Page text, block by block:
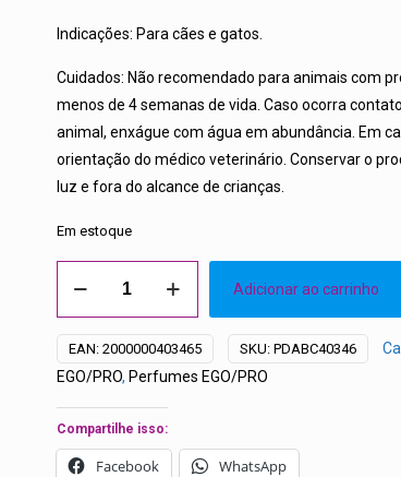
Indicações: Para cães e gatos.
Cuidados: Não recomendado para animais com
menos de 4 semanas de vida. Caso ocorra
animal, enxágue com água em abundância. Em
orientação do médico veterinário. Conservar o
luz e fora do alcance de crianças.
Em estoque
PRO
(EGO)
500ML
-
Bubbles
Adicionar ao carrinho
EAN: 2000000403465 SKU: PDABC40346
EGO/PRO, Perfumes EGO/PRO
Compartilhe isso:
Facebook WhatsApp